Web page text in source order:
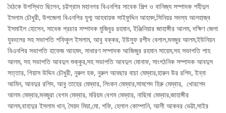
বৈঠকে উপস্থিত ছিলেন, চট্টগ্রাম মহানগর বিএনপির সাবেক শিল্প ও বানিজ্য সম্পাদক শহীদুল
ইসলাম চৌধুরী, উপজেলা বিএনপির যুগ্ম আহবায়ক সাইফুদ্দিন আহমদ,সিনিয়র সদস্য আলহাজ্ব
ইসমাইল হোসেন, সাবেক প্রচার সম্পাদক মুজিবুর রহমান, ইঞ্জিনিয়ার জাহাঙ্গীর আলম, দক্ষিণ জেলা
যুবদলের সহ সভাপতি শফিকুল ইসলাম, আবু বক্কর, ইউসুফ রশীদ বেলাল,মনজুর আলম,ইউনিয়ন
বিএনপির সভাপতি হাফেজ আহমদ, সাধারণ সম্পাদক আজিজুর রহমান সায়েম,সহ সভাপতি শাহ
আলম, সহ সভাপতি আবদুল শুক্কুর,সহ সভাপতি আবদুল মোনাফ, সাংগঠনিক সম্পাদক আবদুস
সত্তার, গিয়াস উদ্দিন চৌধুরী, নুরুল হক, নুরুল আবছার বাচা মেম্বার,হারুন উর রশিদ, ইন্না
আমিন, আবদুর রশিদ, আবু তাহের মেম্বার, লিংকন মেম্বার,সামশেদ হিরু মেম্বার, খোরশেদ
আলম মেম্বার,মনজুরা বেগম মেম্বার, মরিয়ম বেগম মেম্বার, নাছিমা মেম্বার,জাহাঙ্গীর
আলম,বাহাদুর ইসলাম খান, সৈয়দ মিয়া,মো. শফি, হেলাল কোম্পানি, আলী আকবর ভেট্টা,সাইর